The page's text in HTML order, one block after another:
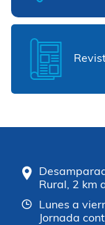
Rural, 2 km
Lunes a
Jornada